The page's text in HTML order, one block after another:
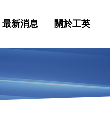
最新消息 關於工英